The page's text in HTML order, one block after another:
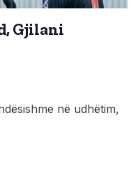
Gjilani
në udhëtim,